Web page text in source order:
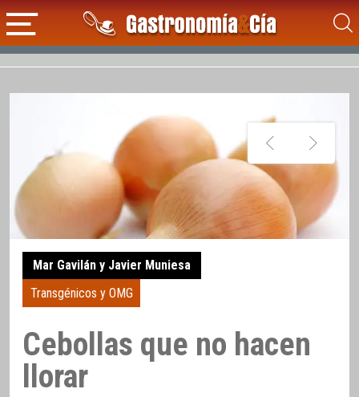
Mar Gavilán y Javier Muniesa
Transgénicos y OMG
Cebollas que no hacen
llorar